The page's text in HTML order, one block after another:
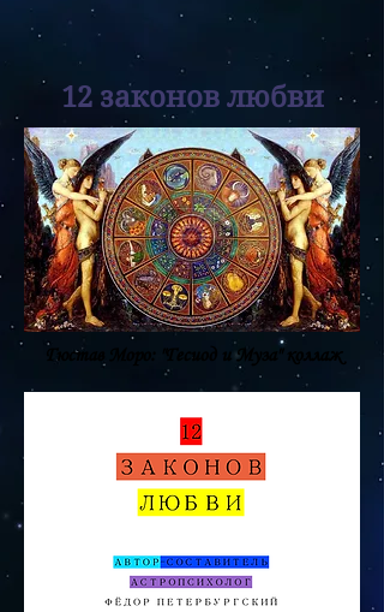
12 законов любви
Гюстав Моро: "Гесиод и Муза" коллаж